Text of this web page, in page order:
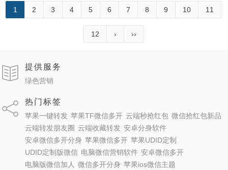
1 2 3 4 5 6 7 8 9 10 11
12 › ››
提供服务
绿色营销
热门标签
苹果一键转发 苹果TF微信多开 云端秒抢红包 微信抢红包新品
云端转发朋友圈 云端收藏转发 安卓分身软件
安卓微信多开分身 苹果微信多开 苹果UDID定制
UDID定制版微信 电脑微信营销软件 安卓微信多开
电脑版微信加人 微信多开分身 苹果ios微信主题